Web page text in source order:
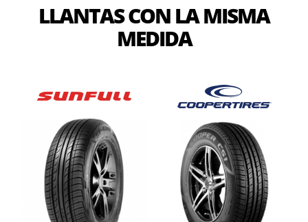
LLANTAS CON LA MISMA
MEDIDA